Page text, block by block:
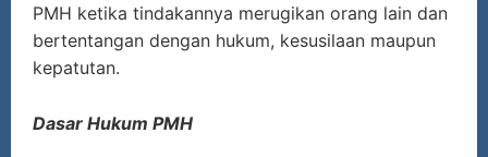
PMH ketika tindakannya merugikan orang lain dan
bertentangan dengan hukum, kesusilaan maupun
kepatutan.
Dasar Hukum PMH